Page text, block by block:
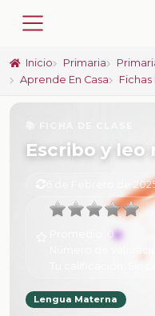
Inicio Primaria
Aprende En Casa
Fichas
Escribo y
6 de Febrero de 2025
0
Lengua Materna